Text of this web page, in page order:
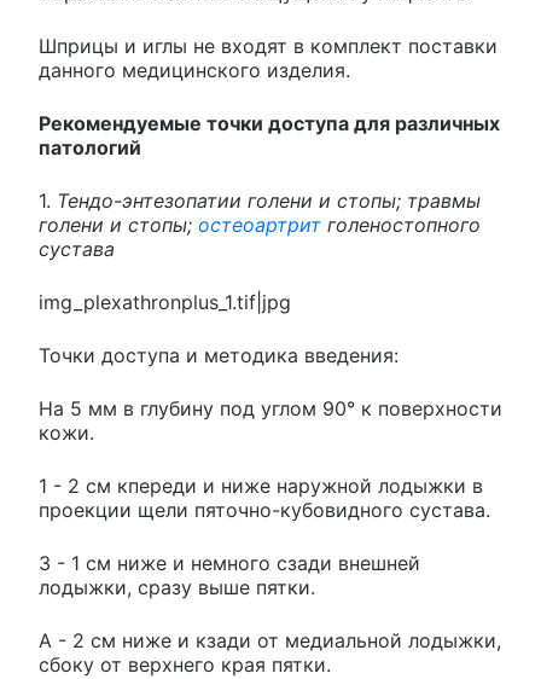
Шприцы и иглы не входят в комплект поставки
данного медицинского изделия.
Рекомендуемые точки доступа для различных
патологий
1. Тендо-энтезопатии голени и стопы; травмы
голени и стопы; остеоартрит голеностопного
сустава
img_plexathronplus_1.tif|jpg
Точки доступа и методика введения:
На 5 мм в глубину под углом 90° к поверхности
кожи.
1 - 2 см кпереди и ниже наружной лодыжки в
проекции щели пяточно-кубовидного сустава.
3 - 1 см ниже и немного сзади внешней
лодыжки, сразу выше пятки.
А - 2 см ниже и кзади от медиальной лодыжки,
сбоку от верхнего края пятки.